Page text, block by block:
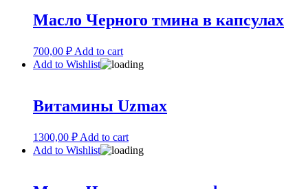
Масло Черного тмина в капсулах
700,00 ₽ Add to cart
Add to Wishlist
Витамины Uzmax
1300,00 ₽ Add to cart
Add to Wishlist